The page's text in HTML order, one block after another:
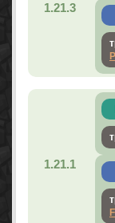
1.21.3
1.21.1